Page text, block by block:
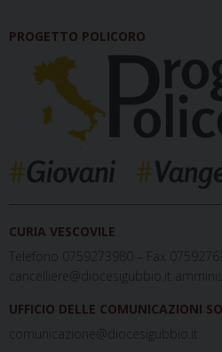
PROGETTO POLICORO
CURIA VESCOVILE
Telefono 0759273980 – Fax
cancelliere@diocesigubbio.it
UFFICIO DELLE COMUNICAZIONI
comunicazione@diocesigubbio.it